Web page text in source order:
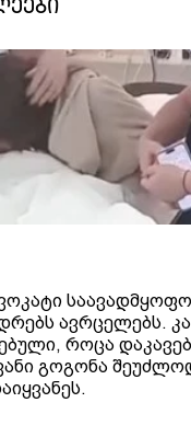
ავრცელებს.
როცა
გოგონა